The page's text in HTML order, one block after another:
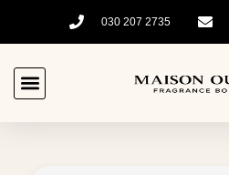
030 207 2735